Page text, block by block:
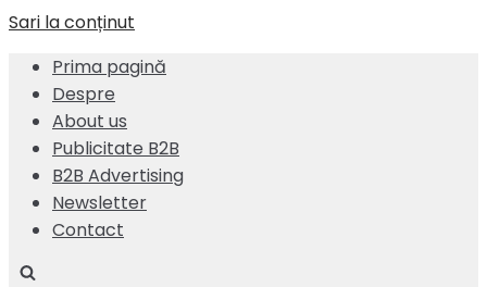
Sari la conținut
Prima pagină
Despre
About us
Publicitate B2B
B2B Advertising
Newsletter
Contact